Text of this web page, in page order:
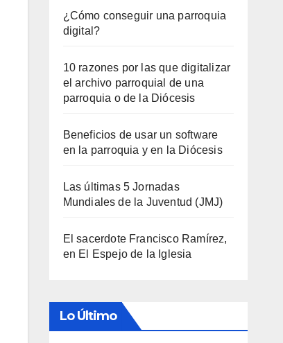
¿Cómo conseguir una parroquia
digital?
10 razones por las que digitalizar
el archivo parroquial de una
parroquia o de la Diócesis
Beneficios de usar un software
en la parroquia y en la Diócesis
Las últimas 5 Jornadas
Mundiales de la Juventud (JMJ)
El sacerdote Francisco Ramírez,
en El Espejo de la Iglesia
Lo Último